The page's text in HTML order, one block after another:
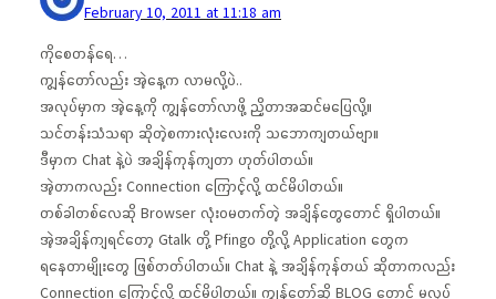
February 10, 2011 at 11:18 am
ကိုစေတန်ရေ…
ကျွန်တော်လည်း အဲ့နေ့က လာမလို့ပဲ..
အလုပ်မှာက အဲ့နေ့ကို ကျွန်တော်လာဖို့ ညှိတာအဆင်မပြေလို့။
သင်တန်းသံသရာ ဆိုတဲ့စကားလုံးလေးကို သဘောကျတယ်ဗျာ။
ဒီမှာက Chat နဲ့ပဲ အချိန်ကုန်ကျတာ ဟုတ်ပါတယ်။
အဲ့တာကလည်း Connection ကြောင့်လို့ ထင်မိပါတယ်။
တစ်ခါတစ်လေဆို Browser လုံးဝမတက်တဲ့ အချိန်တွေတောင် ရှိပါတယ်။
အဲ့အချိန်ကျရင်တော့ Gtalk တို့ Pfingo တို့လို့ Application တွေက
ရနေတာမျိုးတွေ ဖြစ်တတ်ပါတယ်။ Chat နဲ့ အချိန်ကုန်တယ် ဆိုတာကလည်း
Connection ကြောင့်လို့ ထင်မိပါတယ်။ ကျွန်တော်ဆို BLOG တောင် မလုပ်